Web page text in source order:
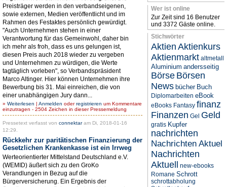
Preisträger werden in den verbandseigenen,
sowie externen, Medien veröffentlicht und im
Rahmen des Festaktes persönlich gewürdigt.
"Auch Unternehmen stehen in einer
Verantwortung für das Gemeinwohl, daher bin
ich mehr als froh, dass es uns gelungen ist,
diesen Preis auch 2018 wieder zu vergeben
und Unternehmen zu würdigen, die Werte
tagtäglich vorleben", so Verbandspräsident
Marco Altinger. Hier können Unternehmen ihre
Bewerbung bis 31. Mai einreichen, die von
einer unabhängigen Jury dann...
» Weiterlesen | Anmelden oderregistrieren um Kommentare
einzutragen - 2504 Zeichen in dieser Pressemeldung
Pressetext verfasst von connektaram Di, 2018-01-16
12:29.
Rückkehr zur paritätischen Finanzierung der
Gesetzlichen Krankenkasse ist ein Irrweg
Werteorientierter Mittelstand Deutschland e.V.
(WEMID) äußert sich zu den GroKo
Verandlungen in Bezug auf die
Bürgerversicherung. Ein Ergebnis der
Wer ist online
Zur Zeit sind 16 Benutzer
und 3372 Gäste online.
Stichwörter
Aktien Aktienkurs
Aktienmarkt altmetall
Aluminium andersseitig
Börse Börsen
News bücher Buch
Diplomarbeiten eBook
eBooks Fantasy finanz
Finanzen Gel Geld
gratis Kupfer
nachrichten
Nachrichten Aktuel
Nachrichten
Aktuell
new-ebooks
Romane Schrott
schrottabholung